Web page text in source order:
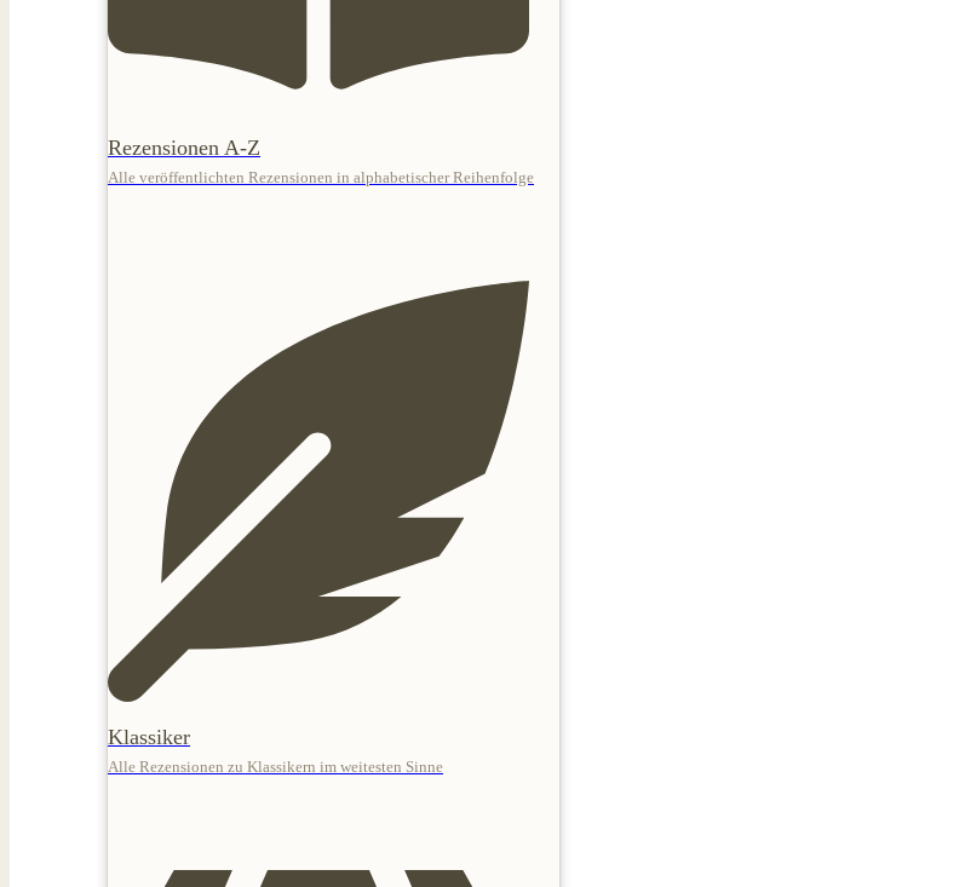
Rezensionen A-Z
Alle veröffentlichten Rezensionen in alphabetischer Reihenfolge
Klassiker
Alle Rezensionen zu Klassikern im weitesten Sinne